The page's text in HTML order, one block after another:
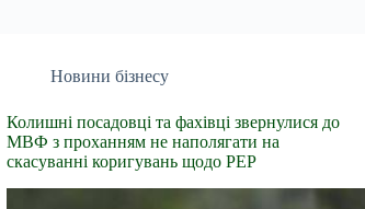
Новини бізнесу
Колишні посадовці та фахівці звернулися до
МВФ з проханням не наполягати на
скасуванні коригувань щодо PEP